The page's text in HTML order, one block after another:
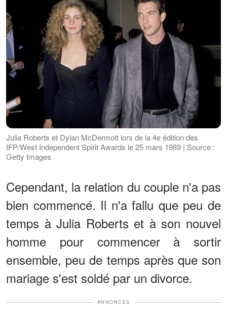
Julia Roberts et Dylan McDermott lors de la 4e édition des
IFP/West Independent Spirit Awards le 25 mars 1989 | Source :
Getty Images
Cependant, la relation du couple n'a pas
bien commencé. Il n'a fallu que peu de
temps à Julia Roberts et à son nouvel
homme pour commencer à sortir
ensemble, peu de temps après que son
mariage s'est soldé par un divorce.
ANNONCES